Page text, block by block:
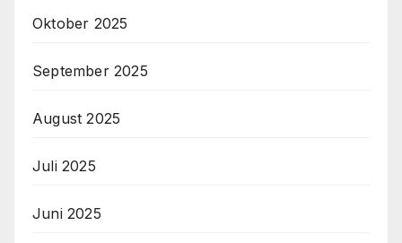
Oktober 2025
September 2025
August 2025
Juli 2025
Juni 2025